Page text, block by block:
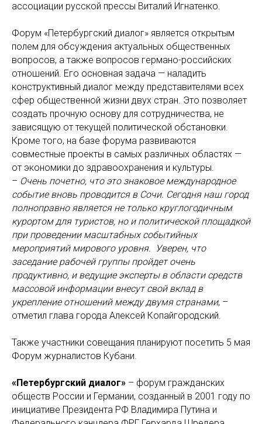
ассоциации русской прессы Виталий Игнатенко.
Форум «Петербургский диалог» является открытым
полем для обсуждения актуальных общественных
вопросов, а также вопросов германо-российских
отношений. Его основная задача — наладить
конструктивный диалог между представителями всех
сфер общественной жизни двух стран. Это позволяет
создать прочную основу для сотрудничества, не
зависящую от текущей политической обстановки.
Кроме того, на базе форума развиваются
совместные проекты в самых различных областях —
от экономики до здравоохранения и культуры.
– Очень почетно, что это знаковое международное
событие вновь проводится в Сочи. Сегодня наш город
полноправно является не только круглогодичным
курортом для туристов, но и политической площадкой
при проведении масштабных событийных
мероприятий мирового уровня. Уверен, что
заседание рабочей группы пройдет очень
продуктивно, и ведущие эксперты в области средств
массовой информации внесут свой вклад в
укрепление отношений между двумя странами, –
отметил глава города Алексей Копайгородский.
Также участники совещания планируют посетить 5 мая
Форум журналистов Кубани.
«Петербургский диалог» – форум гражданских
обществ России и Германии, созданный в 2001 году по
инициативе Президента РФ Владимира Путина и